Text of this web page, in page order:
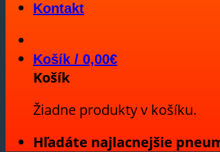
Kontakt
Košík / 0,00€
Košík
Žiadne produkty v košíku.
Hľadáte najlacnejšie